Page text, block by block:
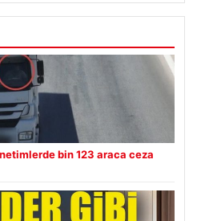
bin 123 araca ceza